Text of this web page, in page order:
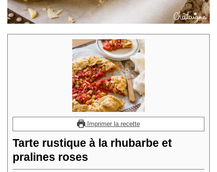
Imprimer la recette
Tarte rustique à la rhubarbe et
pralines roses